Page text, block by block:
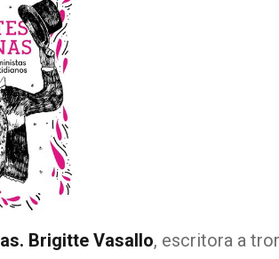
Brigitte Vasallo, escritora a